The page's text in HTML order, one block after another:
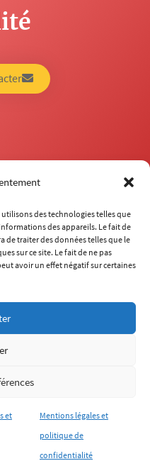
des technologies telles que
des appareils. Le fait de
de traiter des données telles que le
sur ce site. Le fait de ne pas
avoir un effet négatif sur certaines
et
Mentions légales et
politique de
confidentialité
Carrières
Chaire ITECC
légales Plan du site